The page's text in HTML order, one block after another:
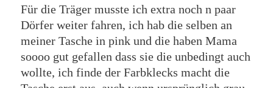
Für die Träger musste ich extra noch n paar
Dörfer weiter fahren, ich hab die selben an
meiner Tasche in pink und die haben Mama
soooo gut gefallen dass sie die unbedingt auch
wollte, ich finde der Farbklecks macht die